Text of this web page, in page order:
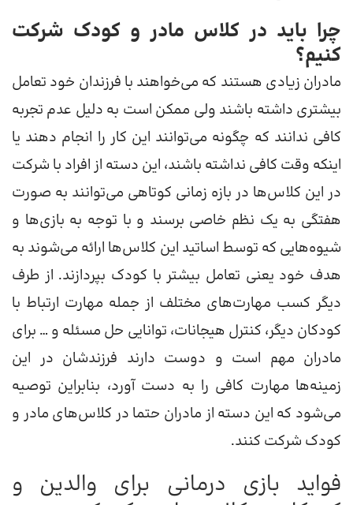
چرا باید در کلاس‌ مادر و کودک شرکت
کنیم؟
مادران زیادی هستند که می‌خواهند با فرزندان خود تعامل
بیشتری داشته باشند ولی ممکن است به دلیل عدم تجربه
کافی ندانند که چگونه می‌توانند این کار را انجام دهند یا
اینکه وقت کافی نداشته باشند، این دسته از افراد با شرکت
در این کلاس‌ها در بازه زمانی کوتاهی می‌توانند به صورت
هفتگی به یک نظم خاصی برسند و با توجه به بازی‌ها و
شیوه‌هایی که توسط اساتید این کلاس‌ها ارائه می‌شوند به
هدف خود یعنی تعامل بیشتر با کودک بپردازند. از طرف
دیگر کسب مهارت‌های مختلف از جمله مهارت ارتباط با
کودکان دیگر، کنترل هیجانات، توانایی حل مسئله و … برای
مادران مهم است و دوست دارند فرزندشان در این
زمینه‌ها مهارت کافی را به دست آورد، بنابراین توصیه
می‌شود که این دسته از مادران حتما در کلاس‌های مادر و
کودک شرکت کنند.
فواید بازی درمانی برای والدین و